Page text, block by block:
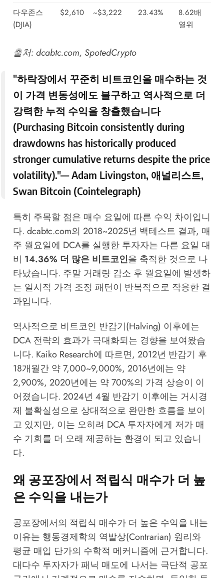
다우존스
(DJIA)
$2,610 ~$3,222 23.43%
8.62배
열위
출처:dcabtc.com, SpotedCrypto
"하락장에서 꾸준히 비트코인을 매수하는 것
이 가격 변동성에도 불구하고 역사적으로 더
강력한 누적 수익을 창출했습니다
(Purchasing Bitcoin consistently during
drawdowns has historically produced
stronger cumulative returns despite the price
volatility)."—Adam Livingston, 애널리스트,
Swan Bitcoin (Cointelegraph)
특히 주목할 점은 매수 요일에 따른 수익 차이입니
다. dcabtc.com의 2018~2025년 백테스트 결과, 매
주 월요일에 DCA를 실행한 투자자는 다른 요일 대
비 14.36% 더 많은 비트코인을 축적한 것으로 나
타났습니다. 주말 거래량 감소 후 월요일에 발생하
는 일시적 가격 조정 패턴이 반복적으로 작용한 결
과입니다.
역사적으로 비트코인 반감기(Halving) 이후에는
DCA 전략의 효과가 극대화되는 경향을 보여왔습
니다. Kaiko Research에 따르면, 2012년 반감기 후
18개월간 약 7,000~9,000%, 2016년에는 약
2,900%, 2020년에는 약 700%의 가격 상승이 이
어졌습니다. 2024년 4월 반감기 이후에는 거시경
제 불확실성으로 상대적으로 완만한 흐름을 보이
고 있지만, 이는 오히려 DCA 투자자에게 저가 매
수 기회를 더 오래 제공하는 환경이 되고 있습니
다.
왜 공포장에서 적립식 매수가 더 높
은 수익을 내는가
공포장에서의 적립식 매수가 더 높은 수익을 내는
이유는 행동경제학의 역발상(Contrarian) 원리와
평균 매입 단가의 수학적 메커니즘에 근거합니다.
대다수 투자자가 패닉 매도에 나서는 극단적 공포